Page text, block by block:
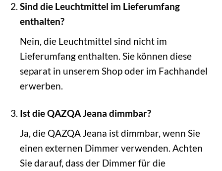
Sind die Leuchtmittel im Lieferumfang
enthalten?
Nein, die Leuchtmittel sind nicht im
Lieferumfang enthalten. Sie können diese
separat in unserem Shop oder im Fachhandel
erwerben.
Ist die QAZQA Jeana dimmbar?
Ja, die QAZQA Jeana ist dimmbar, wenn Sie
einen externen Dimmer verwenden. Achten
Sie darauf, dass der Dimmer für die